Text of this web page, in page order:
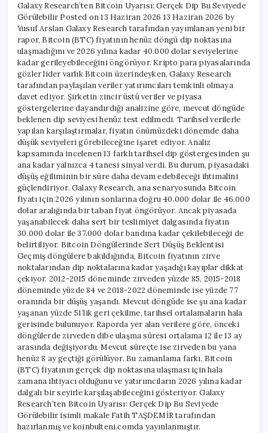
Dip
Bu
Seviyede
Görülebilir
için
Galaxy Research’ten Bitcoin Uyarısı: Gerçek Dip Bu Seviyede
Görülebilir Posted on 13 Haziran 2026 13 Haziran 2026 by
Yusuf Arslan Galaxy Research tarafından yayımlanan yeni bir
rapor, Bitcoin (BTC) fiyatının henüz döngü dip noktasına
ulaşmadığını ve 2026 yılına kadar 40.000 dolar seviyelerine
kadar gerileyebileceğini öngörüyor. Kripto para piyasalarında
gözler lider varlık Bitcoin üzerindeyken, Galaxy Research
tarafından paylaşılan veriler yatırımcıları temkinli olmaya
davet ediyor. Şirketin zincir üstü veriler ve piyasa
göstergelerine dayandırdığı analizine göre, mevcut döngüde
beklenen dip seviyesi henüz test edilmedi. Tarihsel verilerle
yapılan karşılaştırmalar, fiyatın önümüzdeki dönemde daha
düşük seviyeleri görebileceğine işaret ediyor. Analiz
kapsamında incelenen 13 farklı tarihsel dip göstergesinden şu
ana kadar yalnızca 4 tanesi sinyal verdi. Bu durum, piyasadaki
düşüş eğiliminin bir süre daha devam edebileceği ihtimalini
güçlendiriyor. Galaxy Research, ana senaryosunda Bitcoin
fiyatı için 2026 yılının sonlarına doğru 40.000 dolar ile 46.000
dolar aralığında bir taban fiyat öngörüyor. Ancak piyasada
yaşanabilecek daha sert bir teslimiyet dalgasında fiyatın
30.000 dolar ile 37.000 dolar bandına kadar çekilebileceği de
belirtiliyor. Bitcoin Döngülerinde Sert Düşüş Beklentisi
Geçmiş döngülere bakıldığında, Bitcoin fiyatının zirve
noktalarından dip noktalarına kadar yaşadığı kayıplar dikkat
çekiyor. 2012-2015 döneminde zirveden yüzde 85, 2015-2018
döneminde yüzde 84 ve 2018-2022 döneminde ise yüzde 77
oranında bir düşüş yaşandı. Mevcut döngüde ise şu ana kadar
yaşanan yüzde 51’lik geri çekilme, tarihsel ortalamaların hala
gerisinde bulunuyor. Raporda yer alan verilere göre, önceki
döngülerde zirveden dibe ulaşma süresi ortalama 12 ile 13 ay
arasında değişiyordu. Mevcut süreçte ise zirveden bu yana
henüz 8 ay geçtiği görülüyor. Bu zamanlama farkı, Bitcoin
(BTC) fiyatının gerçek dip noktasına ulaşması için hala
zamana ihtiyacı olduğunu ve yatırımcıların 2026 yılına kadar
dalgalı bir seyirle karşılaşabileceğini gösteriyor. Galaxy
Research’ten Bitcoin Uyarısı: Gerçek Dip Bu Seviyede
Görülebilir isimli makale Fatih TAŞDEMİR tarafından
hazırlanmış ve koinbulteni.comda yayınlanmıştır.